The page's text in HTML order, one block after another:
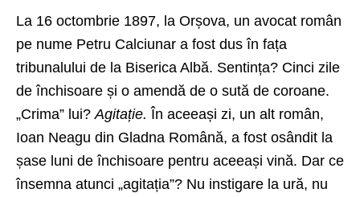
La 16 octombrie 1897, la Orșova, un avocat român
pe nume Petru Calciunar a fost dus în fața
tribunalului de la Biserica Albă. Sentința? Cinci zile
de închisoare și o amendă de o sută de coroane.
„Crima” lui? Agitație. În aceeași zi, un alt român,
Ioan Neagu din Gladna Română, a fost osândit la
șase luni de închisoare pentru aceeași vină. Dar ce
însemna atunci „agitația”? Nu instigare la ură, nu